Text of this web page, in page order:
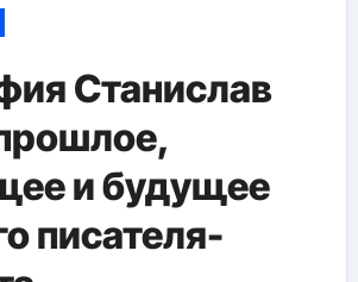
Станислав
и будущее
писателя-